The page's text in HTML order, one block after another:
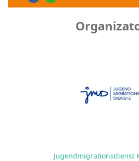
Jugendmigrationsdienst